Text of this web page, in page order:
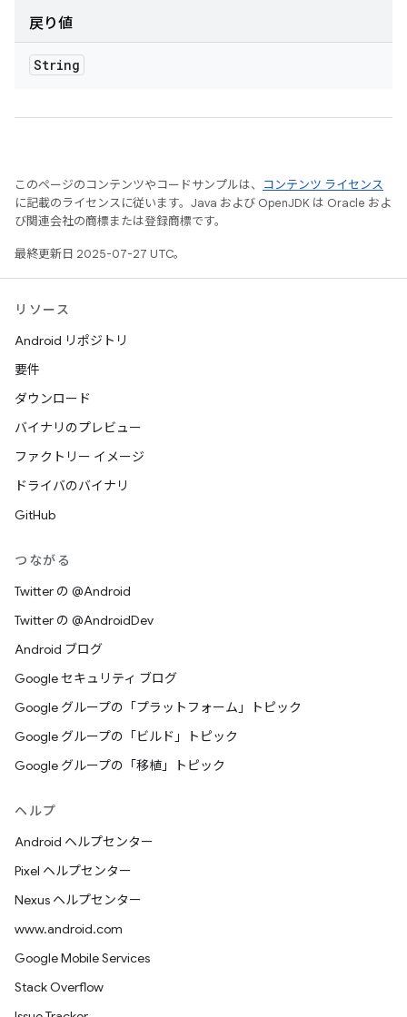
戻り値
String
このページのコンテンツやコードサンプルは、
コンテンツ ライセンス
に記載のライセンスに従います。Java および OpenJDK は Oracle およ
び関連会社の商標または登録商標です。
最終更新日 2025-07-27 UTC。
リソース
Android リポジトリ
要件
ダウンロード
バイナリのプレビュー
ファクトリー イメージ
ドライバのバイナリ
GitHub
つながる
Twitter の @Android
Twitter の @AndroidDev
Android ブログ
Google セキュリティ ブログ
Google グループの「プラットフォーム」トピック
Google グループの「ビルド」トピック
Google グループの「移植」トピック
ヘルプ
Android ヘルプセンター
Pixel ヘルプセンター
Nexus ヘルプセンター
www.android.com
Google Mobile Services
Stack Overflow